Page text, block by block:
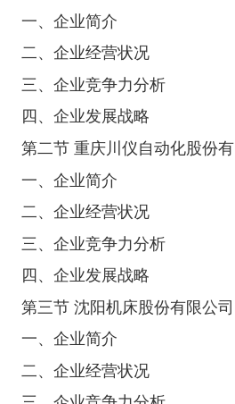
一、企业简介
二、企业经营状况
三、企业竞争力分析
四、企业发展战略
第二节 重庆川仪自动化股份
一、企业简介
二、企业经营状况
三、企业竞争力分析
四、企业发展战略
第三节 沈阳机床股份有限公司
一、企业简介
二、企业经营状况